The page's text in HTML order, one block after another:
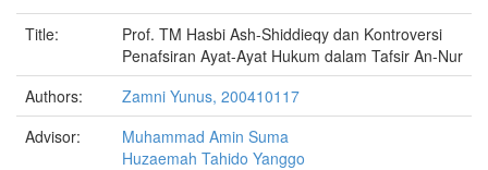
Title:
Prof. TM Hasbi Ash-Shiddieqy dan Kontroversi
Penafsiran Ayat-Ayat Hukum dalam Tafsir An-Nur
Authors:
Zamni Yunus, 200410117
Advisor:
Muhammad Amin Suma
Huzaemah Tahido Yanggo